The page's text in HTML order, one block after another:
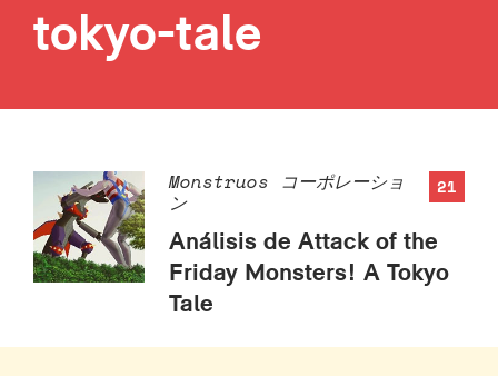
tokyo-tale
21
Monstruos コーポレーショ
ン
Análisis de Attack of the
Friday Monsters! A Tokyo
Tale